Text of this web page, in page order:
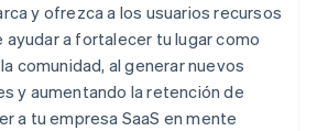
y ofrezca a los usuarios recursos
a fortalecer tu lugar como
comunidad, al generar nuevos
y aumentando la retención de
a tu empresa SaaS en mente